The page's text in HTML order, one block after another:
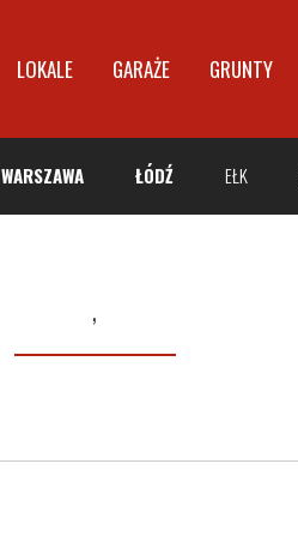
LOKALE GARAŻE GRUNTY
WARSZAWA ŁÓDŹ EŁK
,